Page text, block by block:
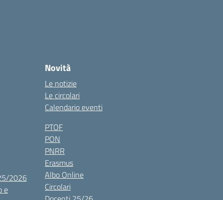
2026
e
Novità
Le notizie
Le circolari
Calendario eventi
PTOF
PON
PNRR
Erasmus
Albo Online
Circolari